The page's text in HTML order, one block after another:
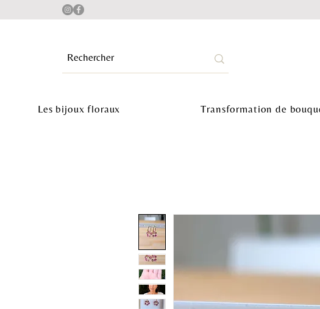
Les bijoux floraux Transformation de